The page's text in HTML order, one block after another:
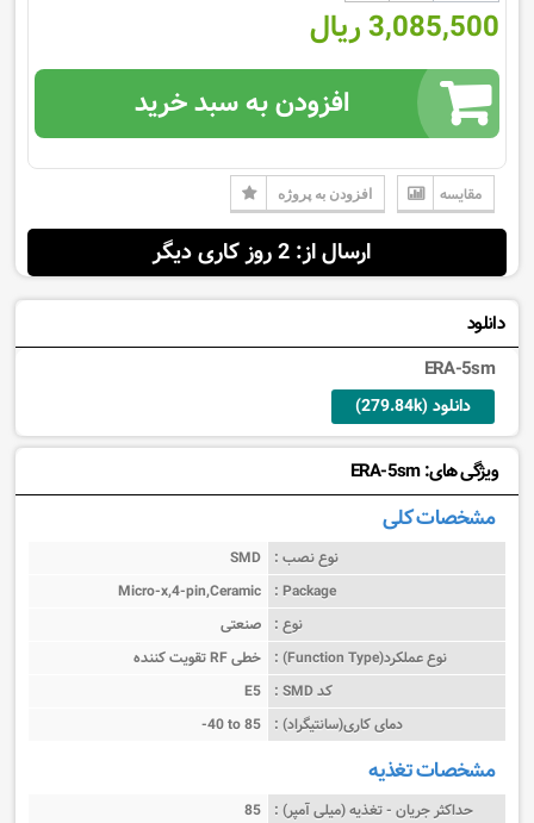
3,085,500 ریال
افزودن به سبد خرید
مقایسه افزودن به پروژه
ارسال از: 2 روز کاری دیگر
دانلود
ERA-5sm
دانلود (279.84k)
ویژگی های: ERA-5sm
مشخصات کلی
نوع نصب : SMD
Package :
Micro-x,4-pin,Ceramic
نوع : صنعتی
نوع عملکرد(Function Type) :
تقویت کننده RF خطی
کد SMD :
E5
دمای کاری(سانتیگراد) : -40 to 85
مشخصات تغذیه
حداکثر جریان - تغذیه (میلی آمپر) : 85